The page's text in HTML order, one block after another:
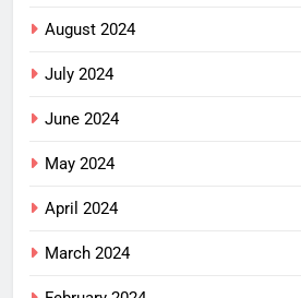
August 2024
July 2024
June 2024
May 2024
April 2024
March 2024